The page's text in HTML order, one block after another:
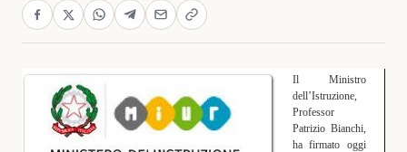
Il Ministro
dell’Istruzione,
Professor
Patrizio Bianchi,
ha firmato oggi